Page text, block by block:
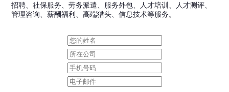
招聘、社保服务、劳务派遣、服务外包、人才培训、人才测评、
管理咨询、薪酬福利、高端猎头、信息技术等服务。